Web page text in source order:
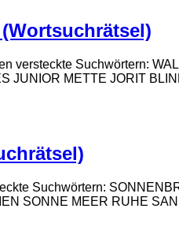
versteckte Suchwörtern:
JUNIOR METTE JORIT
Suchwörtern:
SONNE MEER RUHE